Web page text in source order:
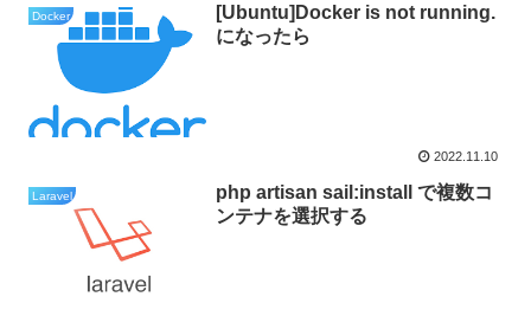
Docker
[Ubuntu]Docker is not running.
になったら
2022.11.10
Laravel
php artisan sail:install で複数コ
ンテナを選択する